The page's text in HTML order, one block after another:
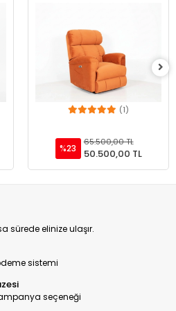
Add to cart
(1)
%23
65.500,00 TL
50.500,00 TL
sürede elinize ulaşır.
sistemi
seçeneği